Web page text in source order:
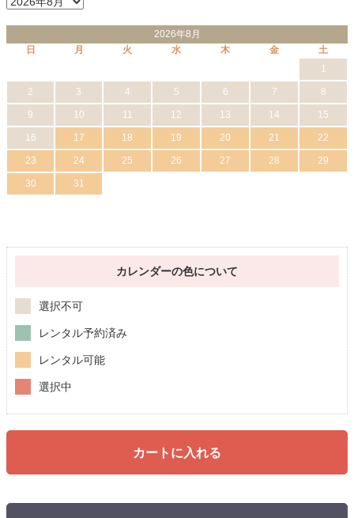
2026年8月
日
月 火 水 木 金
土
1
2 3 4 5 6 7 8
9 10 11 12 13 14 15
16 17 18 19 20 21 22
23 24 25 26 27 28 29
30 31
カレンダーの色について
選択不可
レンタル予約済み
レンタル可能
選択中
カートに入れる